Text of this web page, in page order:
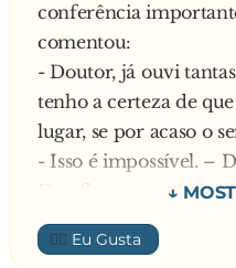
conferência
comentou:
- Doutor, já ouvi
tenho a certeza de
lugar, se por acaso o
- Isso é impossível. –
Desafia o motorista:
- Quer apostar?
Curioso pelo
👍🏼